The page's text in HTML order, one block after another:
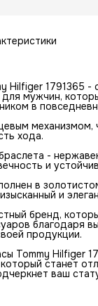
Hilfiger 1791365 -
мужчин,
в
механизмом,
хода.
-
и
в
и
бренд,
благодаря
продукции.
Tommy Hilfiger
станет
ваш